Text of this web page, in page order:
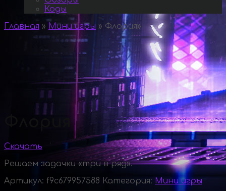
Коды
Главная » Мини игры » Флория»
Скачать
Решаем задачки «три в ряд».
Артикул: f9c679957588 Категория: Мини игры